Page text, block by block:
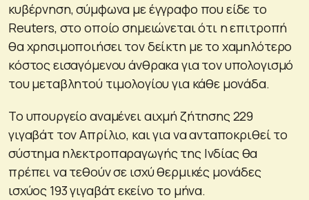
κυβέρνηση, σύμφωνα με έγγραφο που είδε το
Reuters, στο οποίο σημειώνεται ότι η επιτροπή
θα χρησιμοποιήσει τον δείκτη με το χαμηλότερο
κόστος εισαγόμενου άνθρακα για τον υπολογισμό
του μεταβλητού τιμολογίου για κάθε μονάδα.
Το υπουργείο αναμένει αιχμή ζήτησης 229
γιγαβάτ τον Απρίλιο, και για να ανταποκριθεί το
σύστημα ηλεκτροπαραγωγής της Ινδίας θα
πρέπει να τεθούν σε ισχύ θερμικές μονάδες
ισχύος 193 γιγαβάτ εκείνο το μήνα.